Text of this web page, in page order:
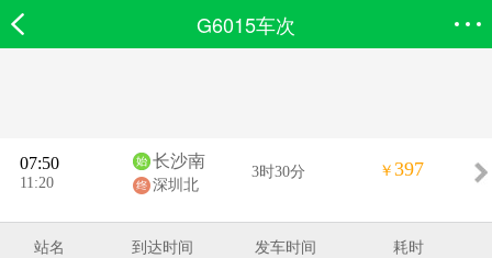
G6015车次
07:50
11:20
长沙南
深圳北
3时30分 ￥ 397
站名 到达时间 发车时间 耗时